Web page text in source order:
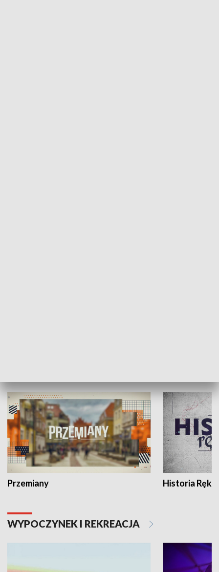
Przemiany Historia Ręką
WYPOCZYNEK I REKREACJA